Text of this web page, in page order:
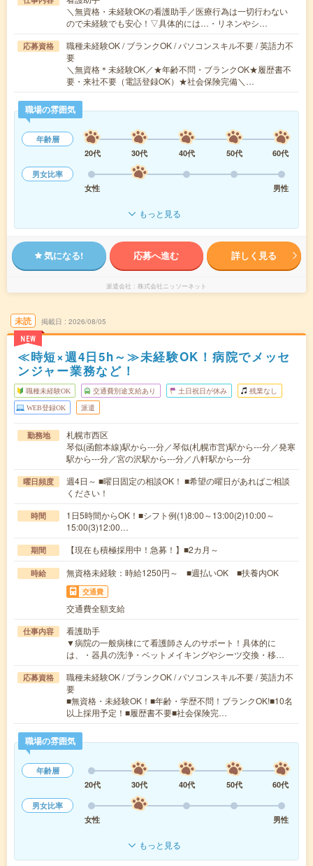
＼無資格・未経験OKの看護助手／医療行為は一切行わない
ので未経験でも安心！▽具体的には…・リネンやシ…
応募資格
職種未経験OK / ブランクOK / パソコンスキル不要 / 英語力不
要
＼無資格＊未経験OK／★年齢不問・ブランクOK★履歴書不
要・来社不要（電話登録OK）★社会保険完備＼…
職場の雰囲気
年齢層
20代
30代 40代 50代
60代
男女比率
女性
男性
もっと見る
気になる! 応募へ進む 詳しく見る
派遣会社 株式会社ニッソーネット
未読
NEW
掲載日 2026/08/05
≪時短×週4日5h～≫未経験OK！病院でメッセ
ンジャー業務など！
職種未経験OK 交通費別途支給あり 土日祝日が休み 残業なし
WEB登録OK 派遣
勤務地
札幌市西区
琴似(函館本線)駅から---分／琴似(札幌市営)駅から---分／発寒
駅から---分／宮の沢駅から---分／八軒駅から---分
曜日頻度
週4日～ ■曜日固定の相談OK！ ■希望の曜日があればご相談
ください！
時間
1日5時間からOK！■シフト例(1)8:00～13:00(2)10:00～
15:00(3)12:00…
期間 【現在も積極採用中！急募！】■2カ月～
時給 無資格未経験：時給1250円～ ■週払いOK ■扶養内OK
交通費
交通費全額支給
仕事内容
看護助手
▼病院の一般病棟にて看護師さんのサポート！具体的に
は、・器具の洗浄・ベットメイキングやシーツ交換・移…
応募資格
職種未経験OK / ブランクOK / パソコンスキル不要 / 英語力不
要
■無資格・未経験OK！■年齢・学歴不問！ブランクOK!■10名
以上採用予定！■履歴書不要■社会保険完…
職場の雰囲気
年齢層
20代
30代 40代 50代
60代
男女比率
女性
男性
もっと見る